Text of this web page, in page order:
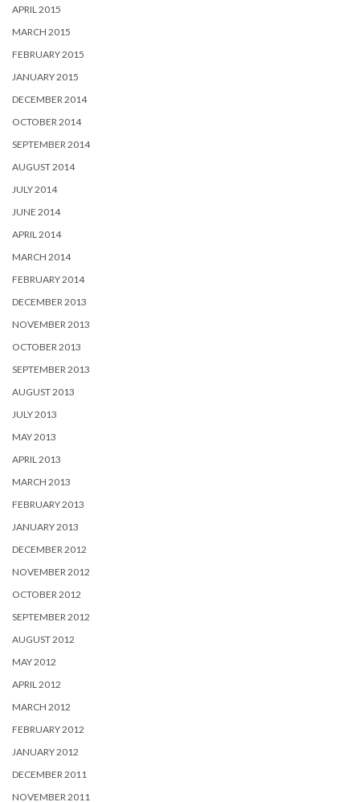
APRIL 2015
MARCH 2015
FEBRUARY 2015
JANUARY 2015
DECEMBER 2014
OCTOBER 2014
SEPTEMBER 2014
AUGUST 2014
JULY 2014
JUNE 2014
APRIL 2014
MARCH 2014
FEBRUARY 2014
DECEMBER 2013
NOVEMBER 2013
OCTOBER 2013
SEPTEMBER 2013
AUGUST 2013
JULY 2013
MAY 2013
APRIL 2013
MARCH 2013
FEBRUARY 2013
JANUARY 2013
DECEMBER 2012
NOVEMBER 2012
OCTOBER 2012
SEPTEMBER 2012
AUGUST 2012
MAY 2012
APRIL 2012
MARCH 2012
FEBRUARY 2012
JANUARY 2012
DECEMBER 2011
NOVEMBER 2011